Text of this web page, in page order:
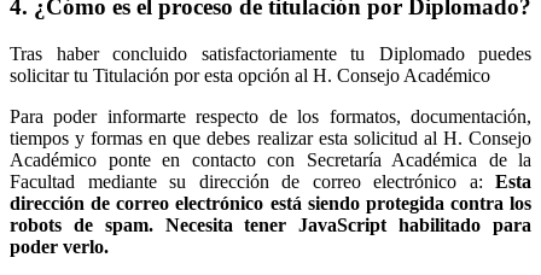
4. ¿Cómo es el proceso de titulación por Diplomado?
Tras haber concluido satisfactoriamente tu Diplomado puedes
solicitar tu Titulación por esta opción al H. Consejo Académico
Para poder informarte respecto de los formatos, documentación,
tiempos y formas en que debes realizar esta solicitud al H. Consejo
Académico ponte en contacto con Secretaría Académica de la
Facultad mediante su dirección de correo electrónico a: Esta
dirección de correo electrónico está siendo protegida contra los
robots de spam. Necesita tener JavaScript habilitado para
poder verlo.